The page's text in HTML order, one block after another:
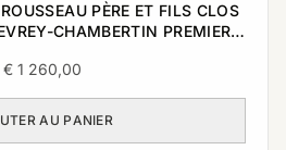
PÈRE ET FILS CLOS
CHAMBERTIN PREMIER
€ 1 260,00
AU PANIER